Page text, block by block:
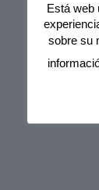
Está web
sobre su